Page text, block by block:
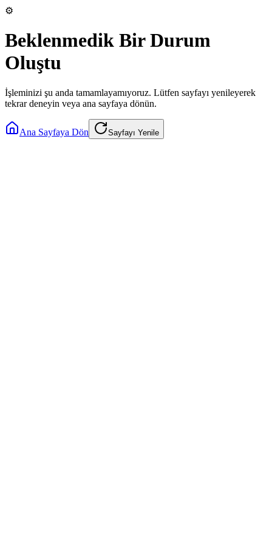
⚙️
Beklenmedik Bir Durum
Oluştu
İşleminizi şu anda tamamlayamıyoruz. Lütfen sayfayı yenileyerek
tekrar deneyin veya ana sayfaya dönün.
Ana Sayfaya Dön Sayfayı Yenile